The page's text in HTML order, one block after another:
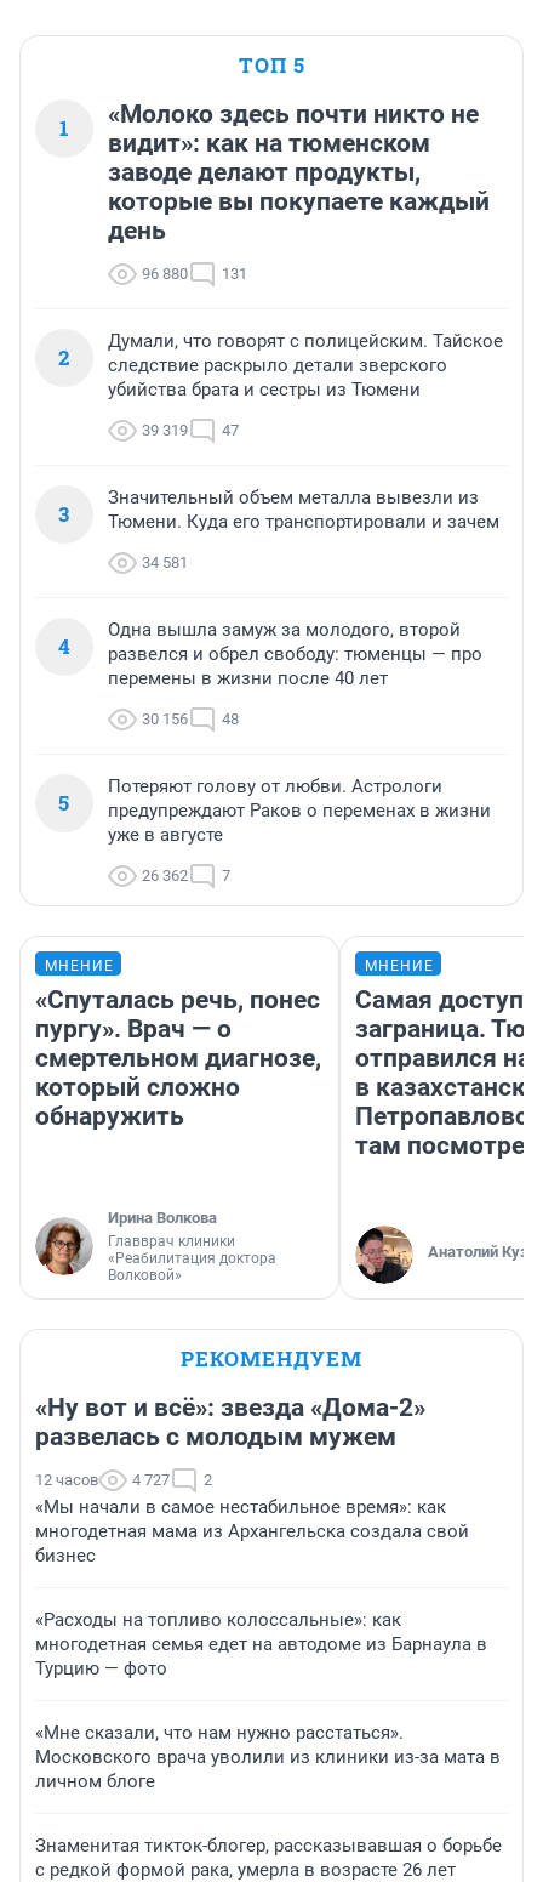
ТОП 5
1
«Молоко здесь почти никто не
видит»: как на тюменском
заводе делают продукты,
которые вы покупаете каждый
день
96 880 131
2
Думали, что говорят с полицейским. Тайское
следствие раскрыло детали зверского
убийства брата и сестры из Тюмени
39 319 47
3
Значительный объем металла вывезли из
Тюмени. Куда его транспортировали и зачем
34 581
4
Одна вышла замуж за молодого, второй
развелся и обрел свободу: тюменцы — про
перемены в жизни после 40 лет
30 156 48
5
Потеряют голову от любви. Астрологи
предупреждают Раков о переменах в жизни
уже в августе
26 362 7
МНЕНИЕ
«Спуталась речь, понес
пургу». Врач — о
смертельном диагнозе,
который сложно
обнаружить
Ирина Волкова
Главврач клиники
«Реабилитация доктора
Волковой»
МНЕНИЕ
Самая
заграница.
отправился
в
там
Анатолий
РЕКОМЕНДУЕМ
«Ну вот и всё»: звезда «Дома-2»
развелась с молодым мужем
12 часов 4 727 2
«Мы начали в самое нестабильное время»: как
многодетная мама из Архангельска создала свой
бизнес
«Расходы на топливо колоссальные»: как
многодетная семья едет на автодоме из Барнаула в
Турцию — фото
«Мне сказали, что нам нужно расстаться».
Московского врача уволили из клиники из-за мата в
личном блоге
Знаменитая тикток-блогер, рассказывавшая о борьбе
с редкой формой рака, умерла в возрасте 26 лет